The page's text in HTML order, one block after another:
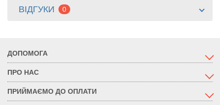
ВІДГУКИ 0
ДОПОМОГА
ПРО НАС
ПРИЙМАЄМО ДО ОПЛАТИ